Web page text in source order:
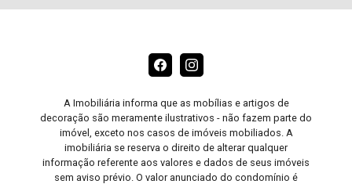
A Imobiliária informa que as mobílias e artigos de
decoração são meramente ilustrativos - não fazem parte do
imóvel, exceto nos casos de imóveis mobiliados. A
imobiliária se reserva o direito de alterar qualquer
informação referente aos valores e dados de seus imóveis
sem aviso prévio. O valor anunciado do condomínio é